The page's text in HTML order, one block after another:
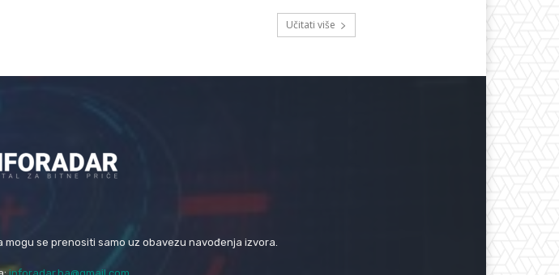
Učitati više
se prenositi samo uz obavezu navođenja izvora.